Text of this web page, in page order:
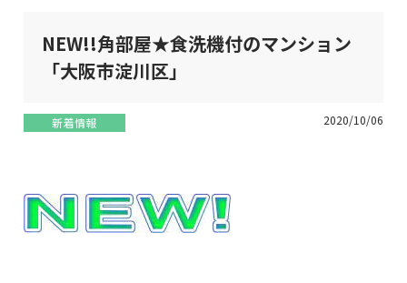
NEW!!角部屋★食洗機付のマンション
「大阪市淀川区」
新着情報 2020/10/06